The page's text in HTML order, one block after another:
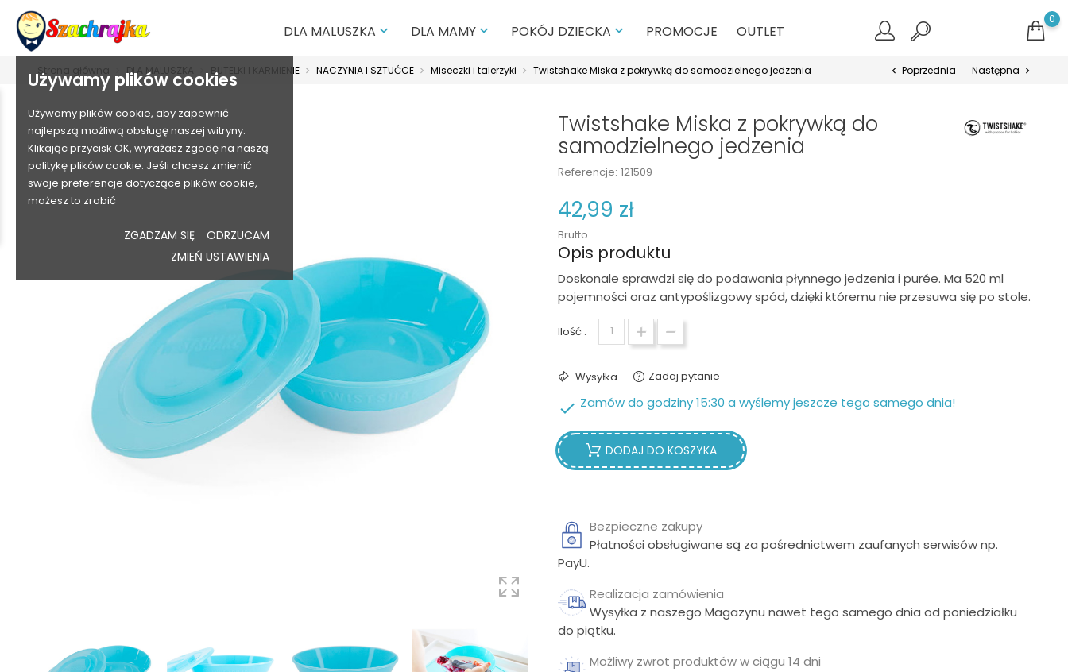
Używamy plików cookies
Używamy plików cookie, aby zapewnić
najlepszą możliwą obsługę naszej witryny.
Klikając przycisk OK, wyrażasz zgodę na naszą
politykę plików cookie. Jeśli chcesz zmienić
swoje preferencje dotyczące plików cookie,
możesz to zrobić
ZGADZAM SIĘ
ODRZUCAM
ZMIEŃ USTAWIENIA
0
DLA MALUSZKA  DLA MAMY  POKÓJ DZIECKA  PROMOCJE OUTLET
Strona główna DLA MALUSZKA BUTELKI I KARMIENIE NACZYNIA I SZTUĆCE Miseczki i talerzyki Twistshake Miska z pokrywką do samodzielnego jedzenia chevron_left Poprzednia Następna chevron_right
Twistshake Miska z pokrywką do
samodzielnego jedzenia
Referencje: 121509
42,99 zł
Brutto
Opis produktu
Doskonale sprawdzi się do podawania płynnego jedzenia i purée. Ma 520 ml
pojemności oraz antypoślizgowy spód, dzięki któremu nie przesuwa się po stole.
Ilość :
Wysyłka Zadaj pytanie
 Zamów do godziny 15:30 a wyślemy jeszcze tego samego dnia!
DODAJ DO KOSZYKA
Bezpieczne zakupy
Płatności obsługiwane są za pośrednictwem zaufanych serwisów np.
PayU.
Realizacja zamówienia
Wysyłka z naszego Magazynu nawet tego samego dnia od poniedziałku
do piątku.
Możliwy zwrot produktów w ciągu 14 dni